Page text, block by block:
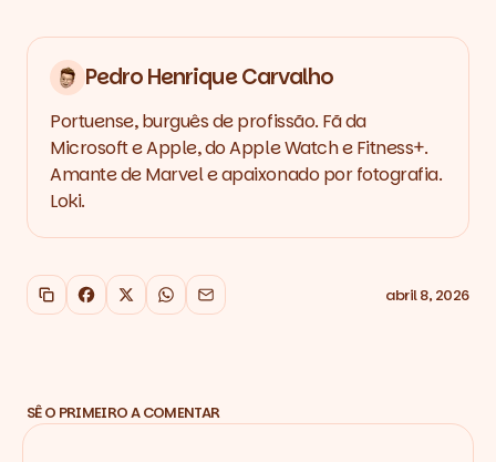
Pedro Henrique Carvalho
Portuense, burguês de profissão. Fã da
Microsoft e Apple, do Apple Watch e Fitness+.
Amante de Marvel e apaixonado por fotografia.
Loki.
Copiar link
Facebook
X WhatsApp
Email abril 8, 2026
SÊ O PRIMEIRO A COMENTAR